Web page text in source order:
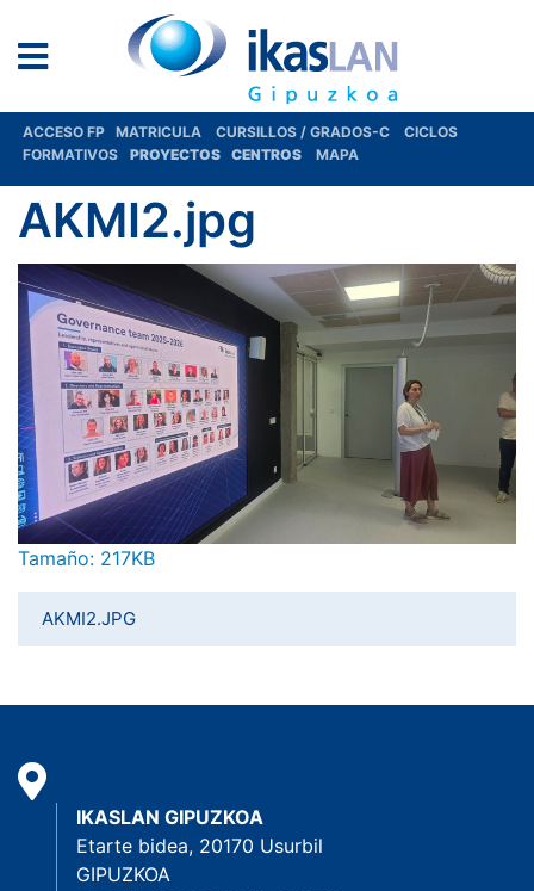
ACCESO FP MATRICULA CURSILLOS / GRADOS-C
CICLOS
FORMATIVOS
PROYECTOS CENTROS MAPA
AKMI2.jpg
Haga clic aquí para ver la imagen a tamaño completo…
Tamaño: 217KB
AKMI2.JPG
IKASLAN GIPUZKOA
Etarte bidea, 20170 Usurbil
GIPUZKOA